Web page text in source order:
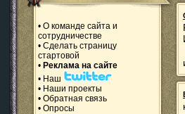
• О команде сайта и
сотрудничестве
• Сделать страницу
стартовой
• Реклама на сайте
• Наш
• Наши проекты
• Обратная связь
• Опросы